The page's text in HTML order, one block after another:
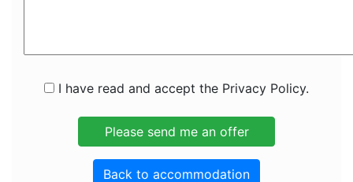
I have read and accept the Privacy Policy.
Back to accommodation